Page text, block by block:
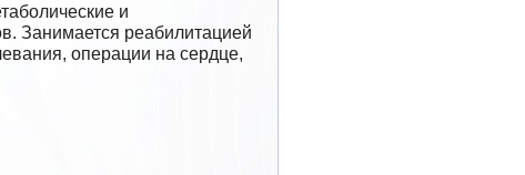
и
Занимается реабилитацией
операции на сердце,